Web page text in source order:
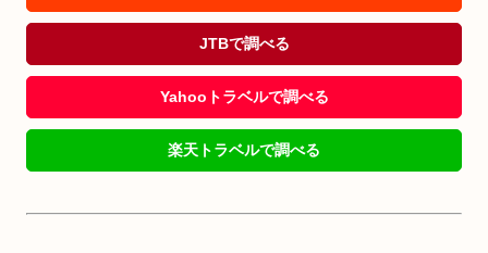
JTBで調べる
Yahooトラベルで調べる
楽天トラベルで調べる